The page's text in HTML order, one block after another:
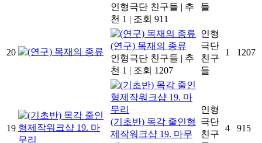
인형극단 친구들 | 추
천 1 | 조회 911
들
20
(연구) 목재의 종류
인형극단 친구들 | 추
천 1 | 조회 1207
인형
극단
친구
들
1 1207
19
(기초반) 목각 줄인형
제작워크샵 19. 마무
인형
극단
친구
4 915